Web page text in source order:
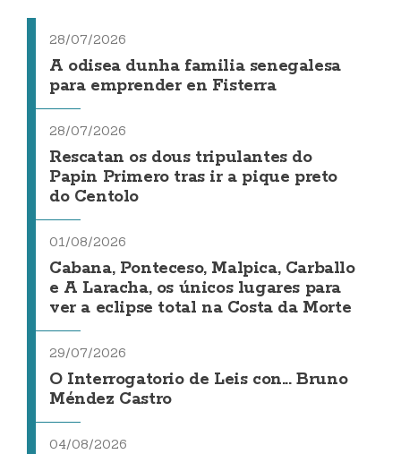
28/07/2026
A odisea dunha familia senegalesa
para emprender en Fisterra
28/07/2026
Rescatan os dous tripulantes do
Papin Primero tras ir a pique preto
do Centolo
01/08/2026
Cabana, Ponteceso, Malpica, Carballo
e A Laracha, os únicos lugares para
ver a eclipse total na Costa da Morte
29/07/2026
O Interrogatorio de Leis con... Bruno
Méndez Castro
04/08/2026